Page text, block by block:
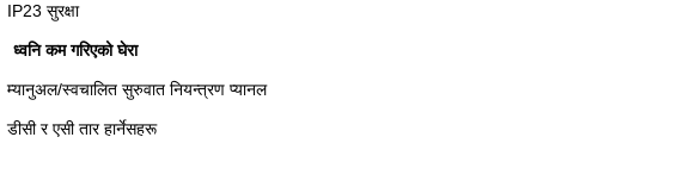
IP23 सुरक्षा
ध्वनि कम गरिएको घेरा
म्यानुअल/स्वचालित सुरुवात नियन्त्रण प्यानल
डीसी र एसी तार हार्नेसहरू